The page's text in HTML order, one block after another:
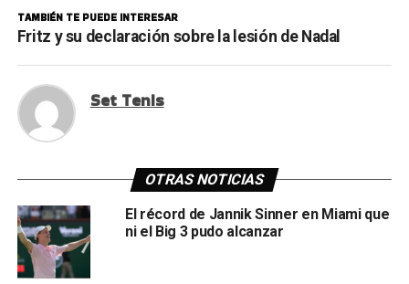
TAMBIÉN TE PUEDE INTERESAR
Fritz y su declaración sobre la lesión de Nadal
Set Tenis
OTRAS NOTICIAS
El récord de Jannik Sinner en Miami que
ni el Big 3 pudo alcanzar